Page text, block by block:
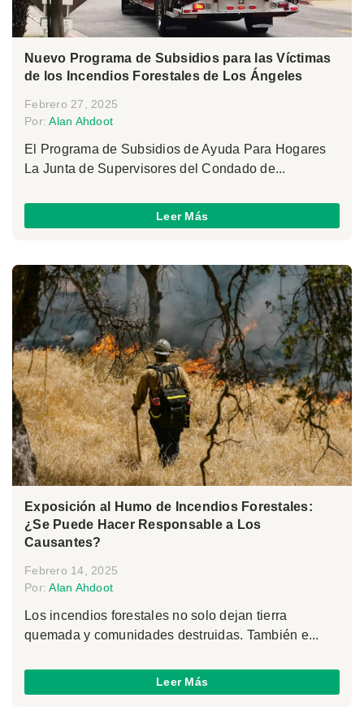
Nuevo Programa de Subsidios para las Víctimas
de los Incendios Forestales de Los Ángeles
Febrero 27, 2025
Por:Alan Ahdoot
El Programa de Subsidios de Ayuda Para Hogares
La Junta de Supervisores del Condado de...
Leer Más
Exposición al Humo de Incendios Forestales:
¿Se Puede Hacer Responsable a Los
Causantes?
Febrero 14, 2025
Por:Alan Ahdoot
Los incendios forestales no solo dejan tierra
quemada y comunidades destruidas. También e...
Leer Más